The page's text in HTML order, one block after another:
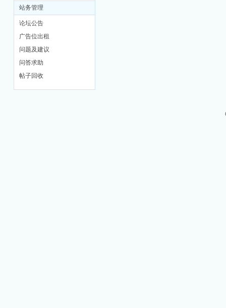
站务管理
论坛公告
广告位出租
问题及建议
问答求助
帖子回收